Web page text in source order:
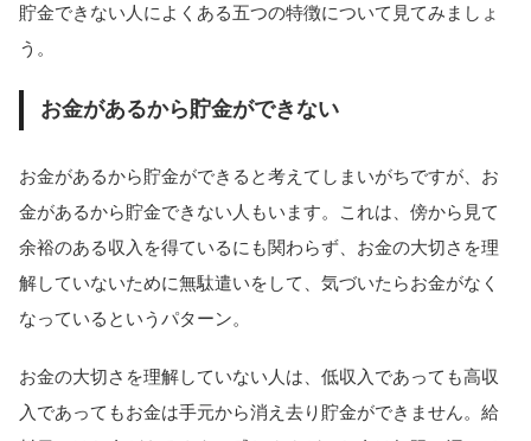
貯金できない人によくある五つの特徴について見てみましょ
う。
お金があるから貯金ができない
お金があるから貯金ができると考えてしまいがちですが、お
金があるから貯金できない人もいます。これは、傍から見て
余裕のある収入を得ているにも関わらず、お金の大切さを理
解していないために無駄遣いをして、気づいたらお金がなく
なっているというパターン。
お金の大切さを理解していない人は、低収入であっても高収
入であってもお金は手元から消え去り貯金ができません。給